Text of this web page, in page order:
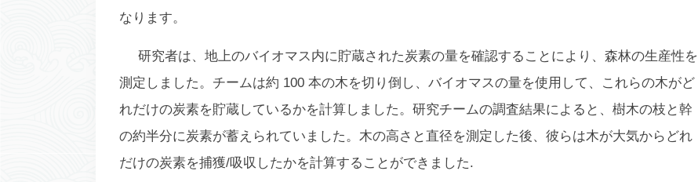
なります。
研究者は、地上のバイオマス内に貯蔵された炭素の量を確認することにより、森林の生産性を
測定しました。チームは約 100 本の木を切り倒し、バイオマスの量を使用して、これらの木がど
れだけの炭素を貯蔵しているかを計算しました。研究チームの調査結果によると、樹木の枝と幹
の約半分に炭素が蓄えられていました。木の高さと直径を測定した後、彼らは木が大気からどれ
だけの炭素を捕獲/吸収したかを計算することができました.